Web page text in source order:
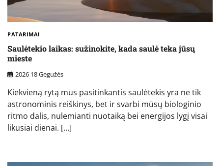
PATARIMAI
Saulėtekio laikas: sužinokite, kada saulė teka jūsų
mieste
2026 18 Gegužės
Kiekvieną rytą mus pasitinkantis saulėtekis yra ne tik
astronominis reiškinys, bet ir svarbi mūsų biologinio
ritmo dalis, nulemianti nuotaiką bei energijos lygį visai
likusiai dienai. […]